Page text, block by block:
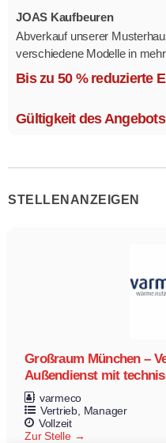
JOAS Kaufbeuren
Abverkauf unserer
verschiedene Modelle in
Ausstattungsvarianten.
Bis zu 50 % reduzierte
Gültigkeit des Angebots
STELLENANZEIGEN
Großraum München –
Außendienst mit
varmeco
Vertrieb Manager
Vollzeit
Zur Stelle